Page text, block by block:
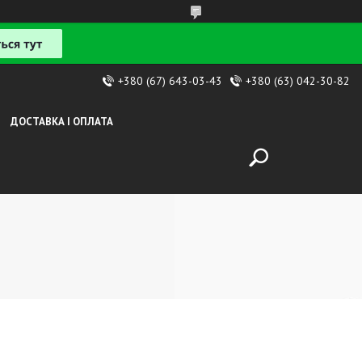
+380 (67) 643-03-43 +380 (63) 042-30-82
ДОСТАВКА І ОПЛАТА